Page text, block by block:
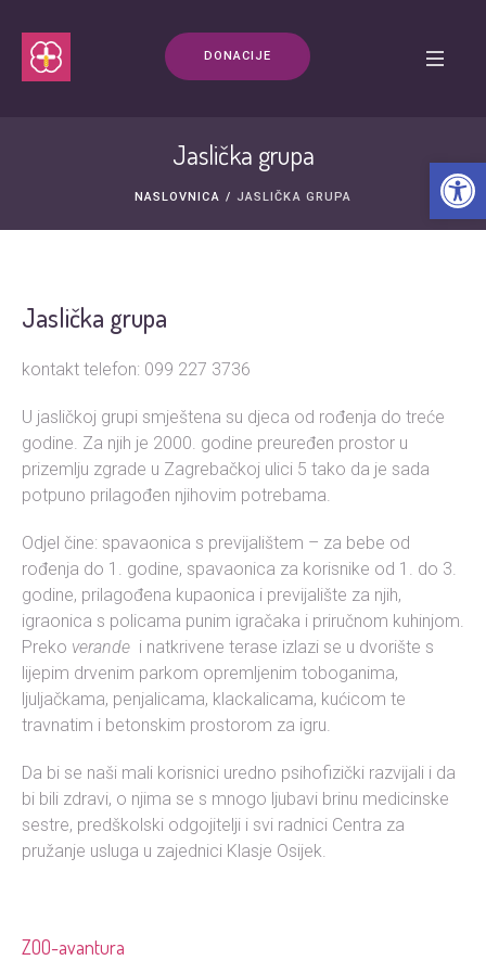
DONACIJE
Jaslička grupa
NASLOVNICA / JASLIČKA GRUPA
Jaslička grupa
kontakt telefon: 099 227 3736
U jasličkoj grupi smještena su djeca od rođenja do treće
godine. Za njih je 2000. godine preuređen prostor u
prizemlju zgrade u Zagrebačkoj ulici 5 tako da je sada
potpuno prilagođen njihovim potrebama.
Odjel čine: spavaonica s previjalištem – za bebe od
rođenja do 1. godine, spavaonica za korisnike od 1. do 3.
godine, prilagođena kupaonica i previjalište za njih,
igraonica s policama punim igračaka i priručnom kuhinjom.
Preko verande i natkrivene terase izlazi se u dvorište s
lijepim drvenim parkom opremljenim toboganima,
ljuljačkama, penjalicama, klackalicama, kućicom te
travnatim i betonskim prostorom za igru.
Da bi se naši mali korisnici uredno psihofizički razvijali i da
bi bili zdravi, o njima se s mnogo ljubavi brinu medicinske
sestre, predškolski odgojitelji i svi radnici Centra za
pružanje usluga u zajednici Klasje Osijek.
ZOO-avantura